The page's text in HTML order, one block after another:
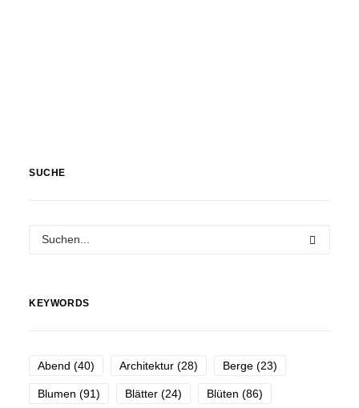
SUCHE
KEYWORDS
Abend (40) Architektur (28) Berge (23)
Blumen (91) Blätter (24) Blüten (86)